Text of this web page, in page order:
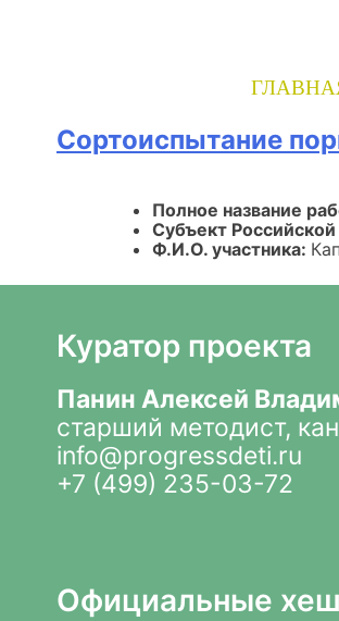
Сортоиспытание
Полное название
Субъект
Ф.И.О. участника:
Куратор проекта
Панин Алексей
старший методист,
info@progressdeti.ru
+7 (499) 235-03-72
Официальные